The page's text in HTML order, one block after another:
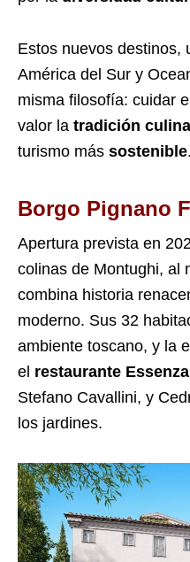
Estos nuevos destinos,
América del Sur y
misma filosofía: cuidar
valor la tradición
turismo más sostenible.
Borgo Pignano
Apertura prevista en
colinas de Montughi, al
combina historia
moderno. Sus 32
ambiente toscano, y la
el restaurante Essenza
Stefano Cavallini, y
los jardines.